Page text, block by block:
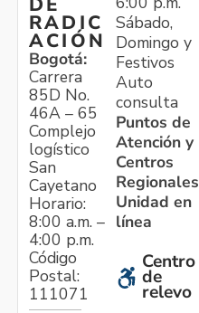
RADIC
ACIÓN
Bogotá:
Carrera
85D No.
46A – 65
Complejo
logístico
San
Cayetano
Horario:
8:00 a.m. –
4:00 p.m.
Código
Postal:
111071
Sábado,
Domingo y
Festivos
Auto
consulta
Puntos de
Atención y
Centros
Regionales
Unidad en
línea
Centro
de
relevo